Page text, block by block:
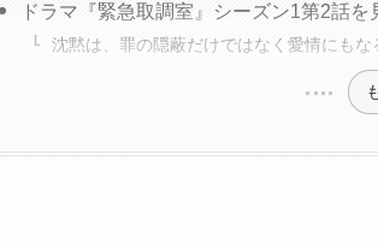
ドラマ『緊急取調室』シーズン1第2話
沈黙は、罪の隠蔽だけではなく愛情にもな